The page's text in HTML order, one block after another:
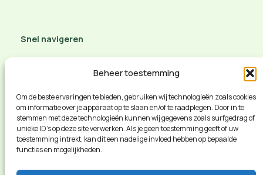
Beheer toestemming
Om de beste ervaringen te bieden, gebruiken wij technologieën zoals cookies
om informatie over je apparaat op te slaan en/of te raadplegen. Door in te
stemmen met deze technologieën kunnen wij gegevens zoals surfgedrag of
unieke ID's op deze site verwerken. Als je geen toestemming geeft of uw
toestemming intrekt, kan dit een nadelige invloed hebben op bepaalde
functies en mogelijkheden.
Snel navigeren
Aanmelden of belangstelling
Route en meer info
vacature
Privacybeleid
Social veiligheid